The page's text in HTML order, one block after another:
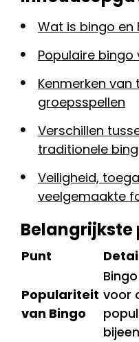
Wat is bingo en
Populaire
Kenmerken
groepsspellen
Verschillen
traditionele
Veiligheid,
veelgemaakte
Belangrijkste
Punt
Populariteit
van Bingo
voor